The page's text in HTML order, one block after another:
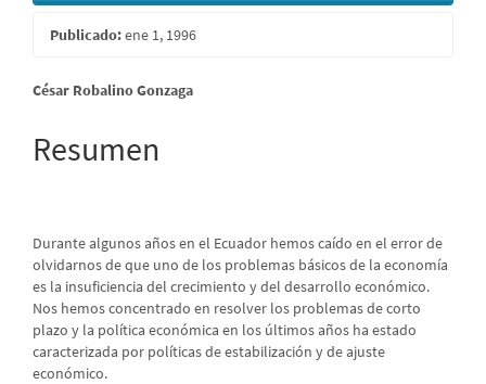
Publicado:ene 1, 1996
Contenido
principal
del
César Robalino Gonzaga
Resumen
Durante algunos años en el Ecuador hemos caído en el error de
olvidarnos de que uno de los problemas básicos de la economía
es la insuficiencia del crecimiento y del desarrollo económico.
Nos hemos concentrado en resolver los problemas de corto
plazo y la política económica en los últimos años ha estado
caracterizada por políticas de estabilización y de ajuste
económico.